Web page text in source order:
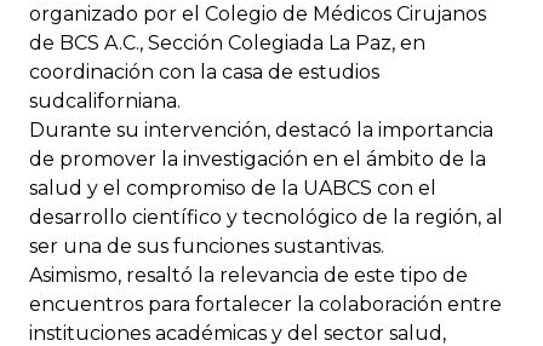
organizado por el Colegio de Médicos Cirujanos
de BCS A.C., Sección Colegiada La Paz, en
coordinación con la casa de estudios
sudcaliforniana.
Durante su intervención, destacó la importancia
de promover la investigación en el ámbito de la
salud y el compromiso de la UABCS con el
desarrollo científico y tecnológico de la región, al
ser una de sus funciones sustantivas.
Asimismo, resaltó la relevancia de este tipo de
encuentros para fortalecer la colaboración entre
instituciones académicas y del sector salud,